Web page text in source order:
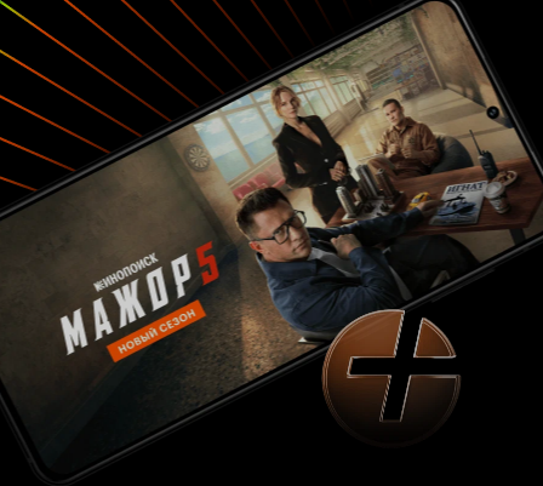
скорый конец, продолжилась в прежнем ритме.
Естественно, американцы всё зациклили на
себе, что только в их стране происходит всё
самое важное и значимое в мире, но это мы уже
привыкли прощать сериалам из США.
«Лотерея» станет настоящим открытием для
любителей понаблюдать за верховной властью
в кино. «Белый дом» тут возникает не как
мифическое пространство, один раз в
несколько серий; и не как место, куда люди
приходят на повседневную работу и всё для
них – рутина. Нет, наоборот, тут в «Белом
доме» на регулярной основе решаются судьбы
человечества, наглядно, пусть и несколько
упрощенно, показана работа команды
президента и его самого. Мартин Донован,
блестяще сыгравший советника мэра в
почившим сериале «Босс», в этой
многосерийной истории, можно сказать,
пошел на повышение – теперь один из самых
приближенных к президенту, считающий себя
даже выше, потому что «президенты приходят